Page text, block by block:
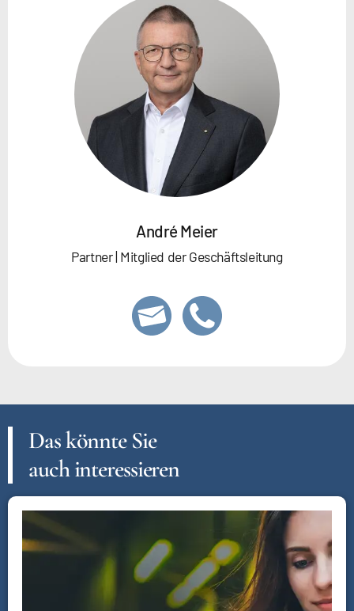
André Meier
Partner | Mitglied der Geschäftsleitung
Das könnte Sie
auch interessieren